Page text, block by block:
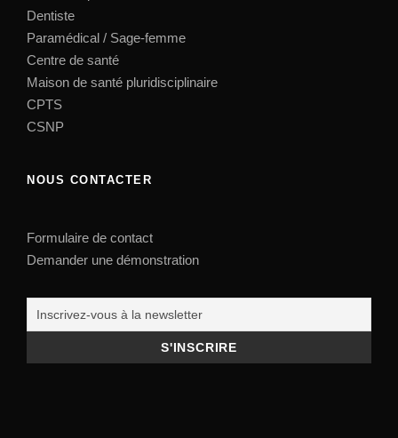
Dentiste
Paramédical / Sage-femme
Centre de santé
Maison de santé pluridisciplinaire
CPTS
CSNP
NOUS CONTACTER
Formulaire de contact
Demander une démonstration